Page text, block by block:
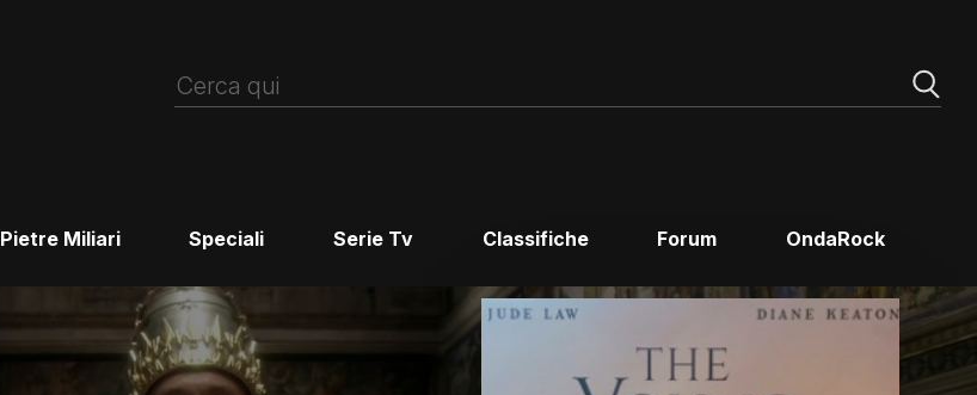
Pietre Miliari Speciali Serie Tv Classifiche Forum OndaRock